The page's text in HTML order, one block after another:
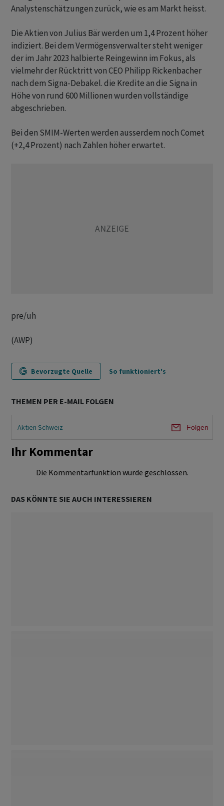
Analystenschätzungen zurück, wie es am Markt heisst.
Die Aktien von Julius Bär werden um 1,4 Prozent höher
indiziert. Bei dem Vermögensverwalter steht weniger
der im Jahr 2023 halbierte Reingewinn im Fokus, als
vielmehr der Rücktritt von CEO Philipp Rickenbacher
nach dem Signa-Debakel. die Kredite an die Signa in
Höhe von rund 600 Millionen wurden vollständige
abgeschrieben.
Bei den SMIM-Werten werden ausserdem noch Comet
(+2,4 Prozent) nach Zahlen höher erwartet.
pre/uh
(AWP)
Bevorzugte Quelle So funktioniert's
THEMEN PER E-MAIL FOLGEN
Aktien Schweiz Folgen
Ihr Kommentar
Die Kommentarfunktion wurde geschlossen.
DAS KÖNNTE SIE AUCH INTERESSIEREN